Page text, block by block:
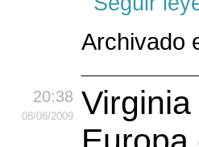
Archivado
20:38
08/08/2009